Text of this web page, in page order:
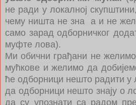
не ради у локалној
чему ништа не зна а и не
само зарад одборничког
муфте лова).
Ми обични грађани не
мућкове и желимо да
ће одборници нешто радити у
да одборници нешто знају о
да су упознати са радом